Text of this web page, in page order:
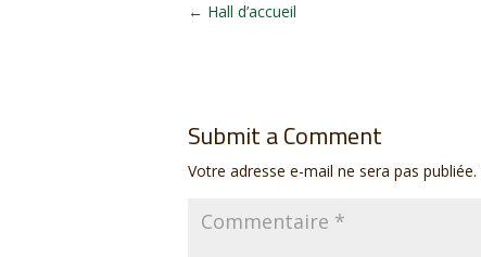
← Hall d’accueil
Submit a Comment
Votre adresse e-mail ne sera pas publiée.